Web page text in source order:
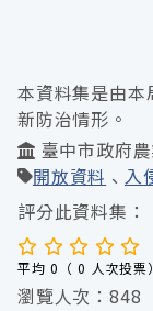
本資料集是由本
新防治情形。
臺中市政府
開放資料
入
評分此資料集：
平均 0（ 0 人次投票）
瀏覽人次：848